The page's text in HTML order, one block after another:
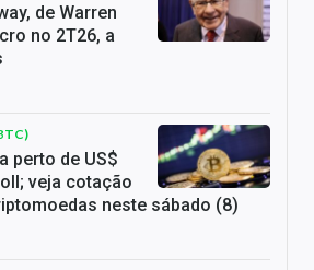
de Warren
no 2T26, a
perto de US$
veja cotação
neste sábado (8)